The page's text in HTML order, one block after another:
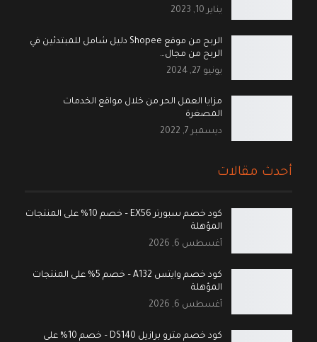
يناير 10, 2023
الربح من موقع Shopee دليل شامل للمبتدئين في
الربح من مجال…
يونيو 27, 2024
مزايا العمل الحر من خلال مواقع الخدمات
المصغرة
ديسمبر 7, 2022
أحدث مقالات
كود خصم سبورتر EX56 – خصم 10% على المنتجات
المؤهلة
أغسطس 6, 2026
كود خصم وايتس A132 – خصم 5% على المنتجات
المؤهلة
أغسطس 6, 2026
كود خصم مترو برازيل DS140 – خصم 10% على